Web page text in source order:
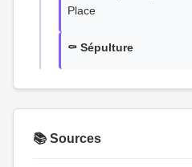
Place
⚰️ Sépulture
📚 Sources